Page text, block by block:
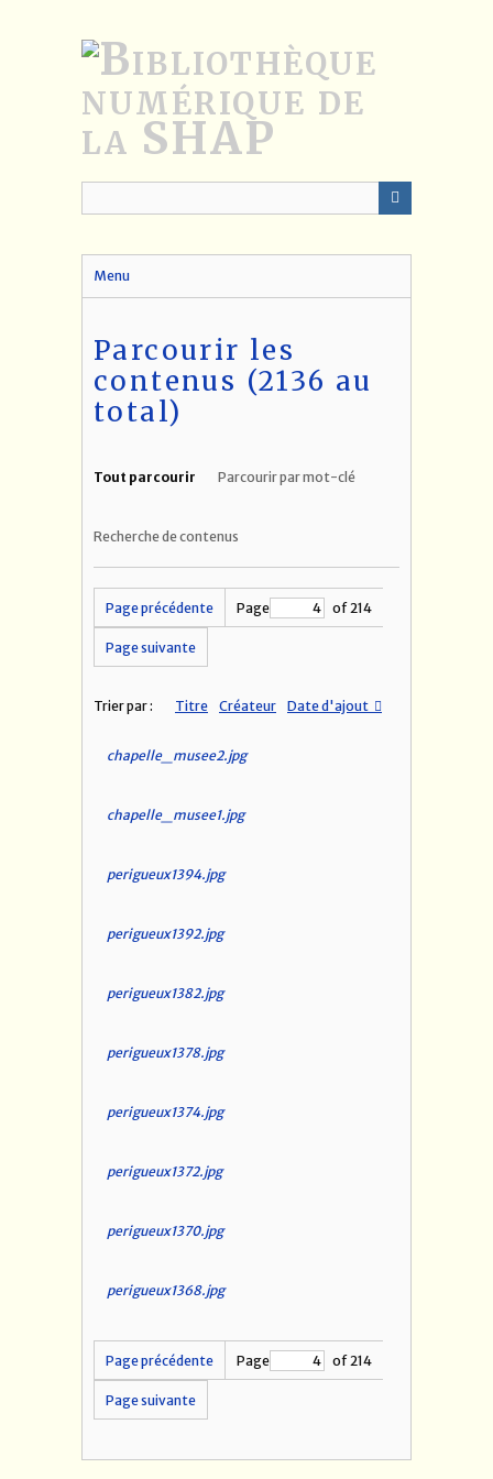
Menu
Parcourir les
contenus (2136 au
total)
Tout parcourir Parcourir par mot-clé
Recherche de contenus
Page précédente Page of 214
Page suivante
Trier par : Titre Créateur Date d'ajout
chapelle_musee2.jpg
chapelle_musee1.jpg
perigueux1394.jpg
perigueux1392.jpg
perigueux1382.jpg
perigueux1378.jpg
perigueux1374.jpg
perigueux1372.jpg
perigueux1370.jpg
perigueux1368.jpg
Page précédente Page of 214
Page suivante